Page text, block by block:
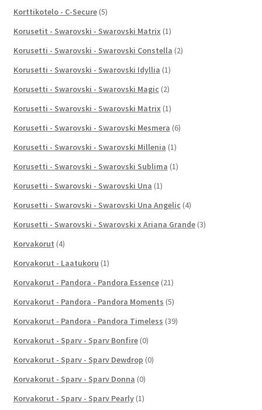
Korttikotelo - C-Secure (5)
Korusetit - Swarovski - Swarovski Matrix (1)
Korusetti - Swarovski - Swarovski Constella (2)
Korusetti - Swarovski - Swarovski Idyllia (1)
Korusetti - Swarovski - Swarovski Magic (2)
Korusetti - Swarovski - Swarovski Matrix (1)
Korusetti - Swarovski - Swarovski Mesmera (6)
Korusetti - Swarovski - Swarovski Millenia (1)
Korusetti - Swarovski - Swarovski Sublima (1)
Korusetti - Swarovski - Swarovski Una (1)
Korusetti - Swarovski - Swarovski Una Angelic (4)
Korusetti - Swarovski - Swarovski x Ariana Grande (3)
Korvakorut (4)
Korvakorut - Laatukoru (1)
Korvakorut - Pandora - Pandora Essence (21)
Korvakorut - Pandora - Pandora Moments (5)
Korvakorut - Pandora - Pandora Timeless (39)
Korvakorut - Sparv - Sparv Bonfire (0)
Korvakorut - Sparv - Sparv Dewdrop (0)
Korvakorut - Sparv - Sparv Donna (0)
Korvakorut - Sparv - Sparv Pearly (1)